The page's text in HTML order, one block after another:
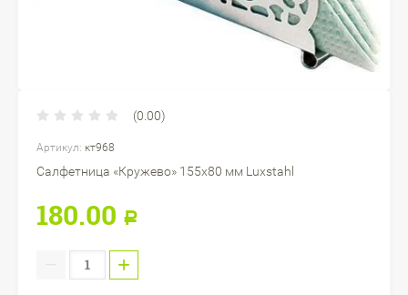
(0.00)
Артикул: кт968
Салфетница «Кружево» 155х80 мм Luxstahl
180.00 Р
+